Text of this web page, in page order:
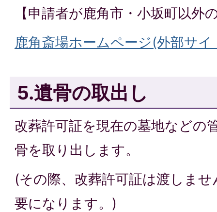
【申請者が鹿角市・小坂町以
鹿角斎場ホームページ(外部サイ
5.遺骨の取出し
改葬許可証を現在の墓地などの
骨を取り出します。
(その際、改葬許可証は渡しま
要になります。)